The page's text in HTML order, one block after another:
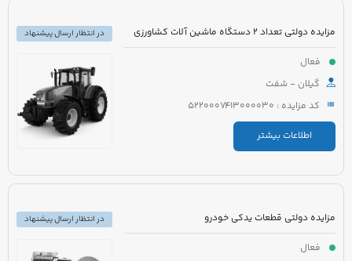
مزایده دولتی تعداد 2 دستگاه ماشین آلات کشاورزی
فعال
گیلان - شفت
کد مزایده : 5220007413000030
اطلاعات بیشتر
در انتظار ارسال پیشنهاد
مزایده دولتی قطعات یدکی خودرو
فعال
در انتظار ارسال پیشنهاد